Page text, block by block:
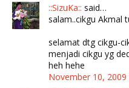
::SizuKa:: said…
salam..cikgu Akmal
selamat dtg cikgu-
menjadi cikgu yg
heh hehe
November 10, 2009